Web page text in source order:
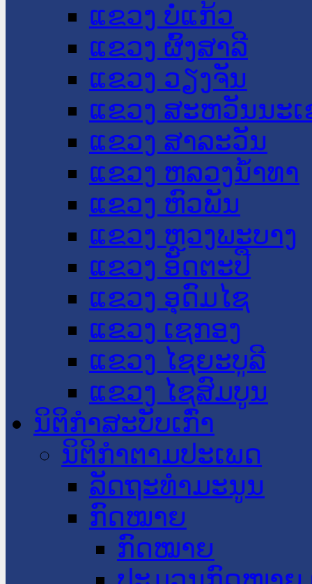
ແຂວງ ບໍ່ແກ້ວ
ແຂວງ ຜົ້ງສາລີ
ແຂວງ ວຽງຈັນ
ແຂວງ ສະຫວັນນະ
ແຂວງ ສາລະວັນ
ແຂວງ ຫລວງນໍ້າທາ
ແຂວງ ຫົວພັນ
ແຂວງ ຫຼວງພະບາງ
ແຂວງ ອັດຕະປື
ແຂວງ ອຸດົມໄຊ
ແຂວງ ເຊກອງ
ແຂວງ ໄຊຍະບູລີ
ແຂວງ ໄຊສົມບູນ
ນິຕິກໍາສະບັບເກົ່າ
ນິຕິກຳຕາມປະເພດ
ລັດຖະທໍາມະນູນ
ກົດໝາຍ
ກົດໝາຍ